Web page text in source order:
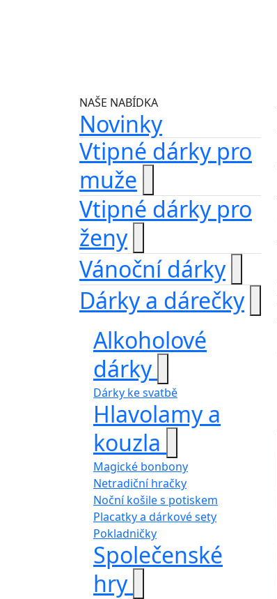
NAŠE NABÍDKA
Novinky
Vtipné dárky pro
muže
Vtipné dárky pro
ženy
Vánoční dárky
Dárky a dárečky
Alkoholové
dárky
Dárky ke svatbě
Hlavolamy a
kouzla
Magické bonbony
Netradiční hračky
Noční košile s potiskem
Placatky a dárkové sety
Pokladničky
Společenské
hry